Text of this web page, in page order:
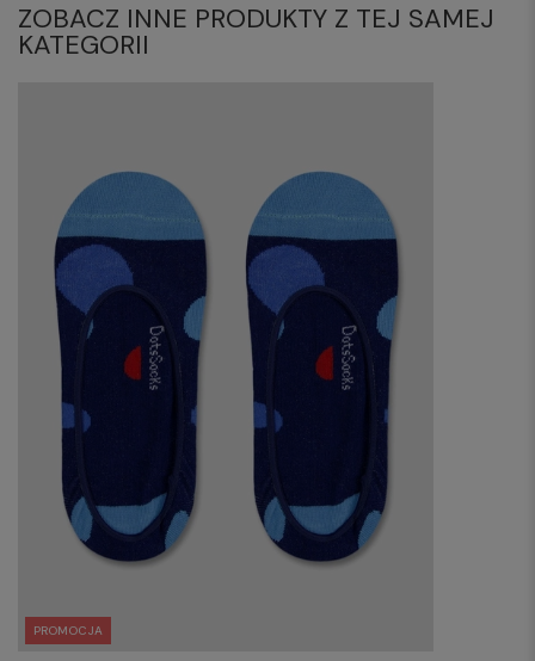
ZOBACZ INNE PRODUKTY Z TEJ SAMEJ
KATEGORII
PROMOCJA